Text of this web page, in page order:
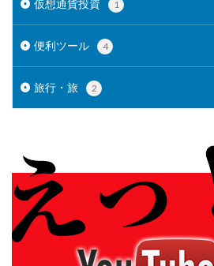
仮想通貨投資 1
便利ツール 4
旅行・旅 2